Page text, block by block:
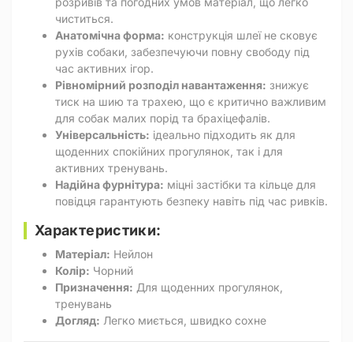
чиститься.
Анатомічна форма: конструкція шлеї не сковує
рухів собаки, забезпечуючи повну свободу під
час активних ігор.
Рівномірний розподіл навантаження: знижує
тиск на шию та трахею, що є критично важливим
для собак малих порід та брахіцефалів.
Універсальність: ідеально підходить як для
щоденних спокійних прогулянок, так і для
активних тренувань.
Надійна фурнітура: міцні застібки та кільце для
повідця гарантують безпеку навіть під час ривків.
Характеристики:
Матеріал: Нейлон
Колір: Чорний
Призначення: Для щоденних прогулянок,
тренувань
Догляд: Легко миється, швидко сохне